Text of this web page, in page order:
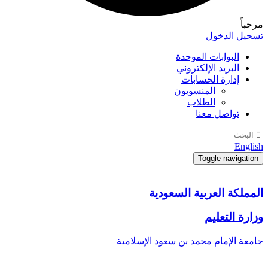
مرحباً
تسجيل الدخول
البوابات الموحدة
البريد الإلكتروني
إدارة الحسابات
المنسوبون
الطلاب
تواصل معنا
English
Toggle navigation
المملكة العربية السعودية
وزارة التعليم
جامعة الإمام محمد بن سعود الإسلامية